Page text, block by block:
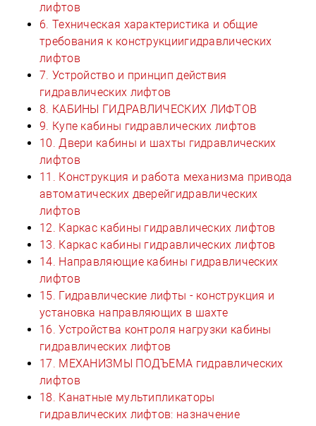
лифтов
6. Техническая характеристика и общие
требования к конструкциигидравлических
лифтов
7. Устройство и принцип действия
гидравлических лифтов
8. КАБИНЫ ГИДРАВЛИЧЕСКИХ ЛИФТОВ
9. Купе кабины гидравлических лифтов
10. Двери кабины и шахты гидравлических
лифтов
11. Конструкция и работа механизма привода
автоматических дверейгидравлических
лифтов
12. Каркас кабины гидравлических лифтов
13. Каркас кабины гидравлических лифтов
14. Направляющие кабины гидравлических
лифтов
15. Гидравлические лифты - конструкция и
установка направляющих в шахте
16. Устройства контроля нагрузки кабины
гидравлических лифтов
17. МЕХАНИЗМЫ ПОДЪЕМА гидравлических
лифтов
18. Канатные мультипликаторы
гидравлических лифтов: назначение